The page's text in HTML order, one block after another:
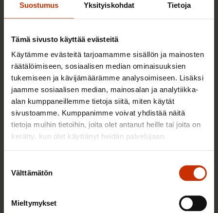
Suostumus Yksityiskohdat Tietoja
Tämä sivusto käyttää evästeitä
Käytämme evästeitä tarjoamamme sisällön ja mainosten
räätälöimiseen, sosiaalisen median ominaisuuksien
tukemiseen ja kävijämäärämme analysoimiseen. Lisäksi
jaamme sosiaalisen median, mainosalan ja analytiikka-
alan kumppaneillemme tietoja siitä, miten käytät
sivustoamme. Kumppanimme voivat yhdistää näitä
tietoja muihin tietoihin, joita olet antanut heille tai joita on
kerätty, kun olet käyttänyt heidän palvelujaan.
valinta
Välttämätön
Mieltymykset
4.8.2026 16:55
SAK: Budjettiehdotus unohtaa työttömät